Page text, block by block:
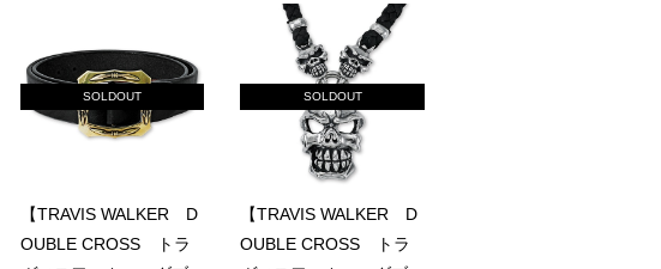
SOLDOUT
【TRAVIS WALKER D
OUBLE CROSS トラ
SOLDOUT
【TRAVIS WALKER D
OUBLE CROSS トラ